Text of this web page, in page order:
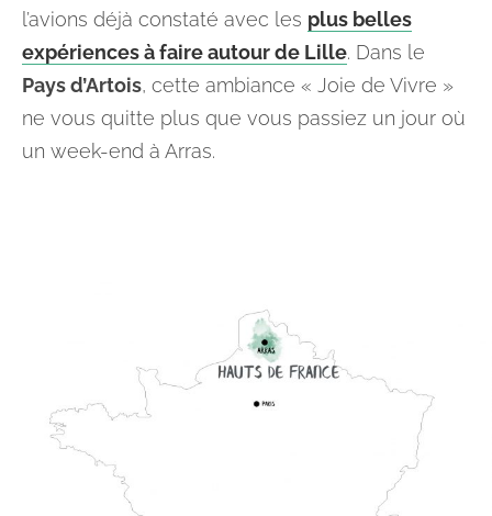
l’avions déjà constaté avec les plus belles
expériences à faire autour de Lille. Dans le
Pays d’Artois, cette ambiance « Joie de Vivre »
ne vous quitte plus que vous passiez un jour où
un week-end à Arras.